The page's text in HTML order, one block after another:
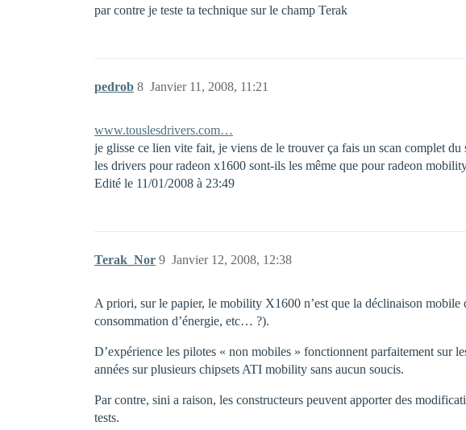
par contre je teste ta technique sur le champ Terak
pedrob Janvier 11, 2008, 11:21
8
www.touslesdrivers.com…
je glisse ce lien vite fait, je viens de le trouver ça fais un scan complet du
les drivers pour radeon x1600 sont-ils les même que pour radeon
Edité le 11/01/2008 à 23:49
Terak_Nor Janvier 12, 2008, 12:38
9
A priori, sur le papier, le mobility X1600 n’est que la déclinaison
consommation d’énergie, etc… ?).
D’expérience les pilotes « non mobiles » fonctionnent parfaitement sur
années sur plusieurs chipsets ATI mobility sans aucun soucis.
Par contre, sini a raison, les constructeurs peuvent apporter des
tests.